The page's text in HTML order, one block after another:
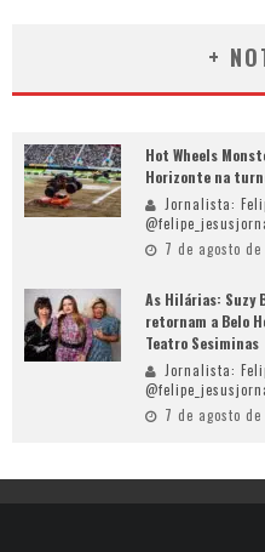
+
Hot Wheels
Horizonte na
Jornalista:
7 de agosto de
As Hilárias: Suzy
retornam a Belo
Teatro Sesiminas
Jornalista:
7 de agosto de